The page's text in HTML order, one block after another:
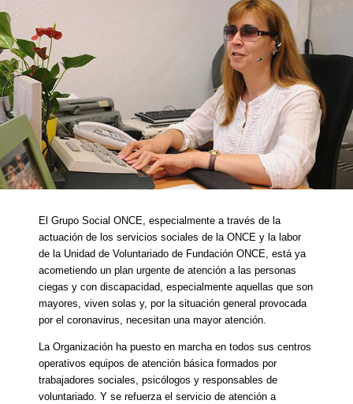
El Grupo Social ONCE, especialmente a través de la
actuación de los servicios sociales de la ONCE y la labor
de la Unidad de Voluntariado de Fundación ONCE, está ya
acometiendo un plan urgente de atención a las personas
ciegas y con discapacidad, especialmente aquellas que son
mayores, viven solas y, por la situación general provocada
por el coronavirus, necesitan una mayor atención.
La Organización ha puesto en marcha en todos sus centros
operativos equipos de atención básica formados por
trabajadores sociales, psicólogos y responsables de
voluntariado. Y se refuerza el servicio de atención a